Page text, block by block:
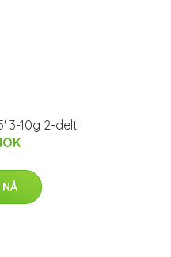
3-10g 2-delt